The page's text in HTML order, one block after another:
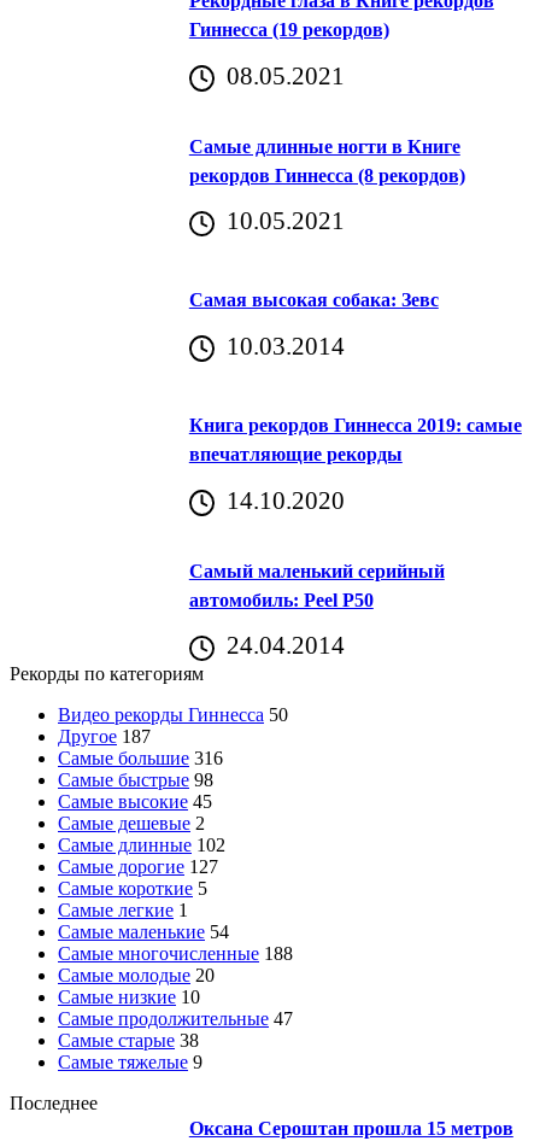
Гиннесса (19 рекордов)
08.05.2021
Самые длинные ногти в Книге
рекордов Гиннесса (8 рекордов)
10.05.2021
Самая высокая собака: Зевс
10.03.2014
Книга рекордов Гиннесса 2019: самые
впечатляющие рекорды
14.10.2020
Самый маленький серийный
автомобиль: Peel P50
24.04.2014
Рекорды по категориям
Видео рекорды Гиннесса 50
Другое 187
Самые большие 316
Самые быстрые 98
Самые высокие 45
Самые дешевые 2
Самые длинные 102
Самые дорогие 127
Самые короткие 5
Самые легкие 1
Самые маленькие 54
Самые многочисленные 188
Самые молодые 20
Самые низкие 10
Самые продолжительные 47
Самые старые 38
Самые тяжелые 9
Последнее
Оксана Сероштан прошла 15 метров